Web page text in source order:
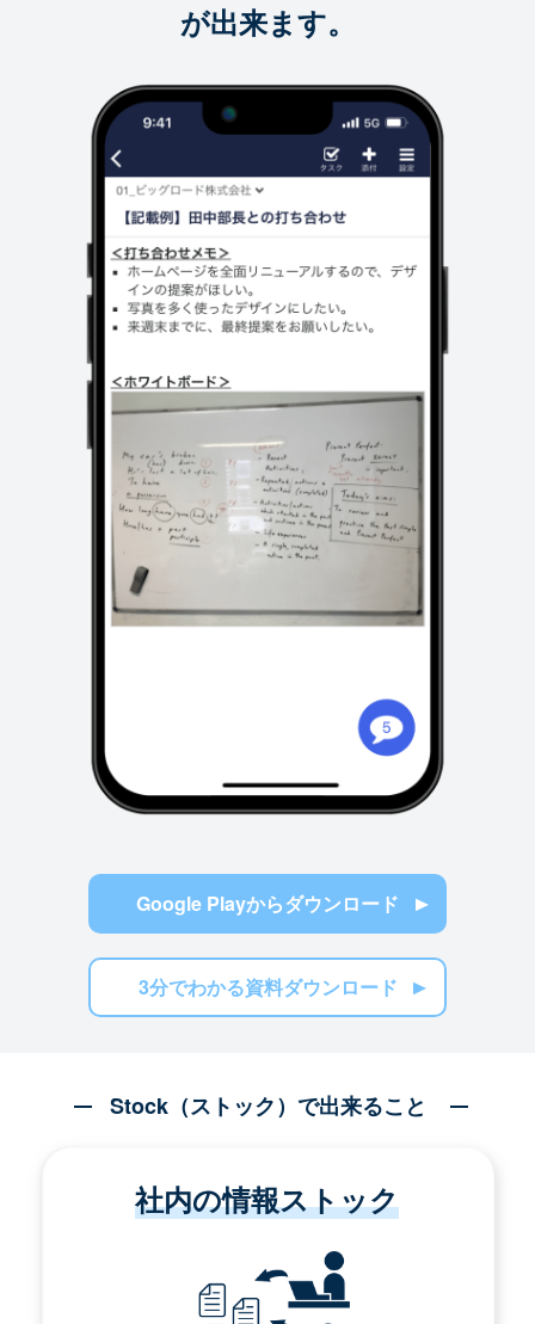
が出来ます。
Google Playからダウンロード
3分でわかる資料ダウンロード
Stock（ストック）で出来ること
社内の情報ストック